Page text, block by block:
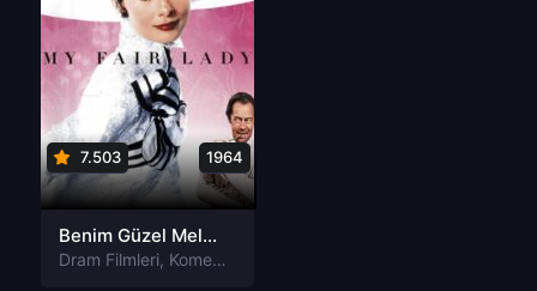
7.503 1964
Benim Güzel Meleğim My Fair Lady Tr Dublaj izle
Dram Filmleri, Komedi Filmleri